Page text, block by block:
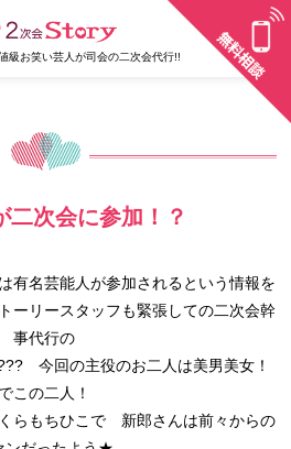
級お笑い芸人が司会の二次会代行!!
二次会に参加！？
有名芸能人が参加されるという情報を
リースタッフも緊張しての二次会幹
事代行の
今回の主役のお二人は美男美女！
でこの二人！
もちひこで 新郎さんは前々からの